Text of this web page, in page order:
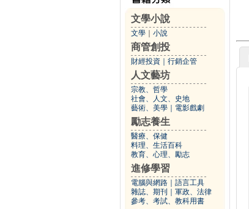
文學小說
文學 小說
商管創投
財經投資 行銷企管
人文藝坊
宗教、哲學
社會、人文、史地
藝術、美學
電影戲劇
勵志養生
醫療、保健
料理、生活百科
教育、心理、勵志
進修學習
電腦與網路
語言工具
雜誌、期刊
軍政、法律
參考、考試、教科用書